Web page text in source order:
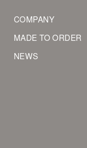
COMPANY
MADE TO ORDER
NEWS